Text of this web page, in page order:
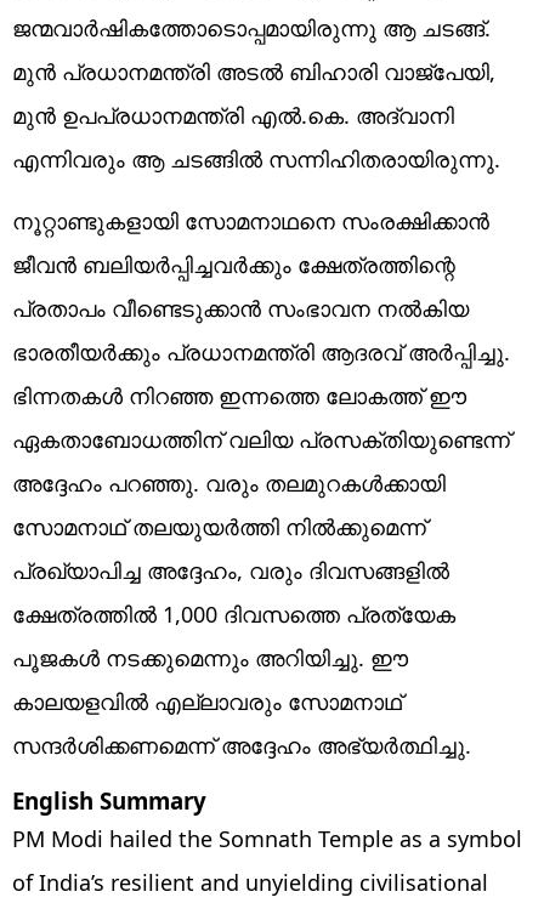
ജന്മവാർഷികത്തോടൊപ്പമായിരുന്നു ആ ചടങ്ങ്.
മുൻ പ്രധാനമന്ത്രി അടൽ ബിഹാരി വാജ്‌പേയി,
മുൻ ഉപപ്രധാനമന്ത്രി എൽ.കെ. അദ്വാനി
എന്നിവരും ആ ചടങ്ങിൽ സന്നിഹിതരായിരുന്നു.
നൂറ്റാണ്ടുകളായി സോമനാഥനെ സംരക്ഷിക്കാൻ
ജീവൻ ബലിയർപ്പിച്ചവർക്കും ക്ഷേത്രത്തിന്റെ
പ്രതാപം വീണ്ടെടുക്കാൻ സംഭാവന നൽകിയ
ഭാരതീയർക്കും പ്രധാനമന്ത്രി ആദരവ് അർപ്പിച്ചു.
ഭിന്നതകൾ നിറഞ്ഞ ഇന്നത്തെ ലോകത്ത് ഈ
ഏകതാബോധത്തിന് വലിയ പ്രസക്തിയുണ്ടെന്ന്
അദ്ദേഹം പറഞ്ഞു. വരും തലമുറകൾക്കായി
സോമനാഥ് തലയുയർത്തി നിൽക്കുമെന്ന്
പ്രഖ്യാപിച്ച അദ്ദേഹം, വരും ദിവസങ്ങളിൽ
ക്ഷേത്രത്തിൽ 1,000 ദിവസത്തെ പ്രത്യേക
പൂജകൾ നടക്കുമെന്നും അറിയിച്ചു. ഈ
കാലയളവിൽ എല്ലാവരും സോമനാഥ്
സന്ദർശിക്കണമെന്ന് അദ്ദേഹം അഭ്യർത്ഥിച്ചു.
English Summary
PM Modi hailed the Somnath Temple as a symbol
of India’s resilient and unyielding civilisational